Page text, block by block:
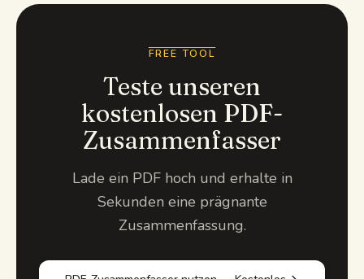
FREE TOOL
Teste unseren
kostenlosen PDF-
Zusammenfasser
Lade ein PDF hoch und erhalte in
Sekunden eine prägnante
Zusammenfassung.